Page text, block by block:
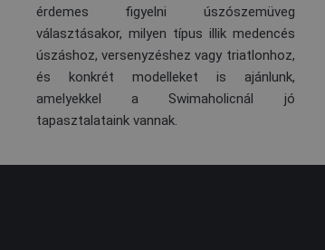
érdemes figyelni úszószemüveg
választásakor, milyen típus illik medencés
úszáshoz, versenyzéshez vagy triatlonhoz,
és konkrét modelleket is ajánlunk,
amelyekkel a Swimaholicnál jó
tapasztalataink vannak.